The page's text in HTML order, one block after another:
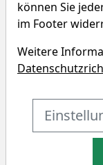
Vergleichen Sie
aus dem
Technology
können Sie
im Footer
Weitere